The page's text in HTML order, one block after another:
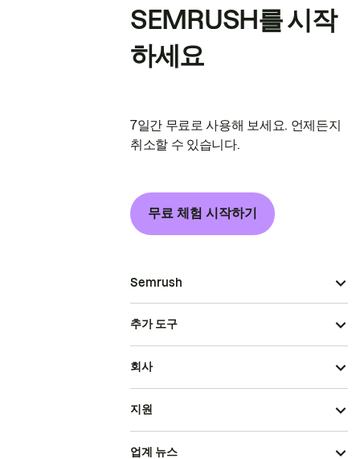
SEMRUSH를 시작
하세요
7일간 무료로 사용해 보세요. 언제든지
취소할 수 있습니다.
무료 체험 시작하기
Semrush
추가 도구
회사
지원
업계 뉴스